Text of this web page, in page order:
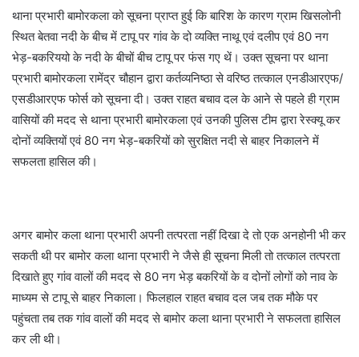
थाना प्रभारी बामोरकला को सूचना प्राप्त हुई कि बारिश के कारण ग्राम खिसलोनी
स्थित बेतवा नदी के बीच में टापू पर गांव के दो व्यक्ति नाथू एवं दलीप एवं 80 नग
भेड़-बकरिययो के नदी के बीचों बीच टापू पर फंस गए थें। उक्त सूचना पर थाना
प्रभारी बामोरकला रामेंद्र चौहान द्वारा कर्तव्यनिष्ठा से वरिष्ठ तत्काल एनडीआरएफ/
एसडीआरएफ फोर्स को सूचना दी। उक्त राहत बचाव दल के आने से पहले ही ग्राम
वासियों की मदद से थाना प्रभारी बामोरकला एवं उनकी पुलिस टीम द्वारा रेस्क्यू कर
दोनों व्यक्तियों एवं 80 नग भेड़-बकरियों को सुरक्षित नदी से बाहर निकालने में
सफलता हासिल की।
अगर बामोर कला थाना प्रभारी अपनी तत्परता नहीं दिखा दे तो एक अनहोनी भी कर
सकती थी पर बामोर कला थाना प्रभारी ने जैसे ही सूचना मिली तो तत्काल तत्परता
दिखाते हुए गांव वालों की मदद से 80 नग भेड़ बकरियों के व दोनों लोगों को नाव के
माध्यम से टापू से बाहर निकाला। फिलहाल राहत बचाव दल जब तक मौके पर
पहुंचता तब तक गांव वालों की मदद से बामोर कला थाना प्रभारी ने सफलता हासिल
कर ली थी।